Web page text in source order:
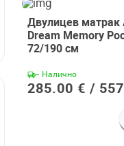
Двулицев матрак
Dream Memory
72/190 см
- Налично
285.00 € /